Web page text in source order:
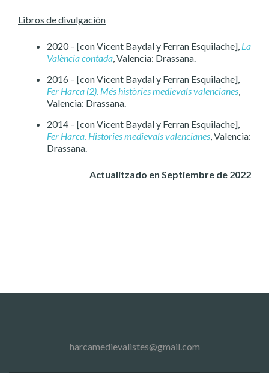
Libros de divulgación
2020 – [con Vicent Baydal y Ferran Esquilache], La
València contada, Valencia: Drassana.
2016 – [con Vicent Baydal y Ferran Esquilache],
Fer Harca (2). Més històries medievals valencianes,
Valencia: Drassana.
2014 – [con Vicent Baydal y Ferran Esquilache],
Fer Harca. Histories medievals valencianes, Valencia:
Drassana.
Actualitzado en Septiembre de 2022
harcamedievalistes@gmail.com